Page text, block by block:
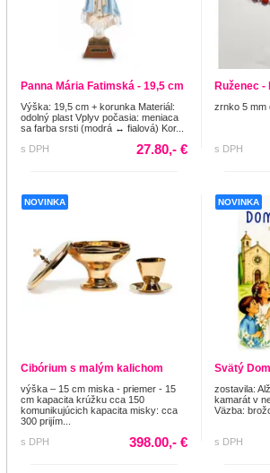
Panna Mária Fatimská - 19,5 cm
Výška: 19,5 cm + korunka Materiál:
odolný plast Vplyv počasia: meniaca
sa farba srsti (modrá ↔ fialová) Kor...
s DPH
27.80,- €
Ruženec
zrnko 5 mm
s DPH
NOVINKA
Cibórium s malým kalichom
výška – 15 cm miska - priemer - 15
cm kapacita krúžku cca 150
komunikujúcich kapacita misky: cca
300 prijím...
s DPH
398.00,- €
NOVINKA
Svätý
zostavila:
kamarát v
Väzba:
s DPH